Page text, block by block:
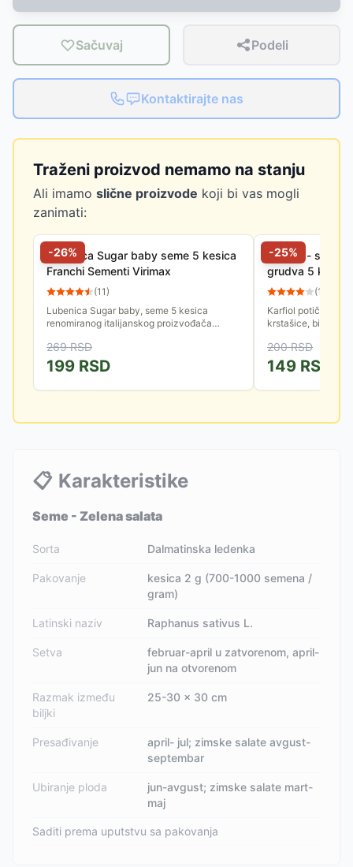
Sačuvaj Podeli
Kontaktirajte nas
Traženi proizvod nemamo na stanju
Ali imamo slične proizvode koji bi vas mogli
zanimati:
-26%
Lubenica Sugar baby seme 5 kesica
Franchi Sementi Virimax
(11)
Lubenica Sugar baby, seme 5 kesica
renomiranog italijanskog proizvođača
veoma zdravo povrće. Sadrži visok...
269RSD
199 RSD
-25%
Povrće - seme
grudva 5
(11
Karfiol potiče iz
krstašice, biljke
ranog proleća do...
200RSD
149 RSD
📋 Karakteristike
Seme - Zelena salata
Sorta Dalmatinska ledenka
Pakovanje
kesica 2 g (700-1000 semena /
gram)
Latinski naziv Raphanus sativus L.
Setva
februar-april u zatvorenom, april-
jun na otvorenom
Razmak između
biljki
25-30 x 30 cm
Presađivanje
april- jul; zimske salate avgust-
septembar
Ubiranje ploda
jun-avgust; zimske salate mart-
maj
Saditi prema uputstvu sa pakovanja